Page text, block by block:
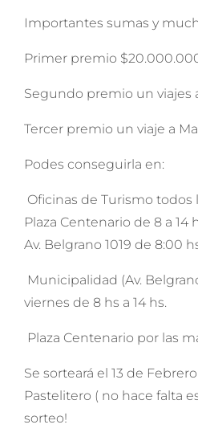
Importantes sumas y
Primer premio
Segundo premio un viajes
Tercer premio un viaje a
Podes conseguirla en:
Oficinas de Turismo todos
Plaza Centenario de 8 a 14
Av. Belgrano 1019 de 8:00
Municipalidad (Av.
viernes de 8 hs a 14 hs.
Plaza Centenario por las
Se sorteará el 13 de
Pastelitero ( no hace falta
sorteo!